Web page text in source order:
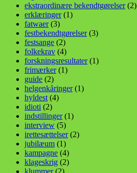
ekstraordinære bekendtgørelser(2)
erklæringer(1)
fatwaer(3)
festbekendtgørelser(3)
festsange (2)
folkekrav (4)
forskningsresultater(1)
frimærker(1)
guide (2)
helgenkåringer(1)
hyldest (4)
idioti (2)
indstillinger(1)
interview (5)
irettesættelser(2)
jubilæum (1)
kampagne (4)
klageskrig (2)